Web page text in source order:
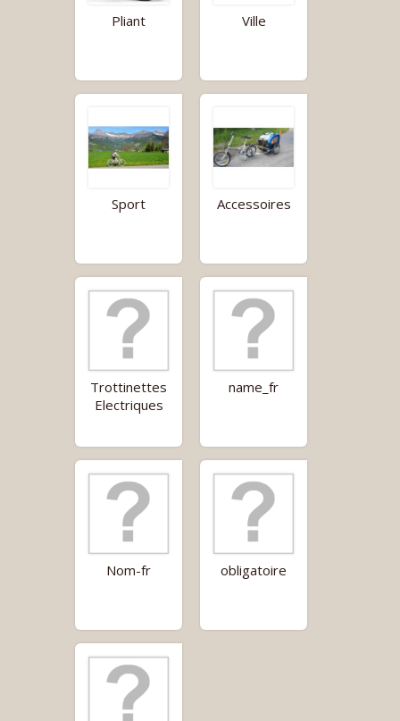
Pliant Ville
Sport Accessoires
Trottinettes
Electriques
name_fr
Nom-fr obligatoire